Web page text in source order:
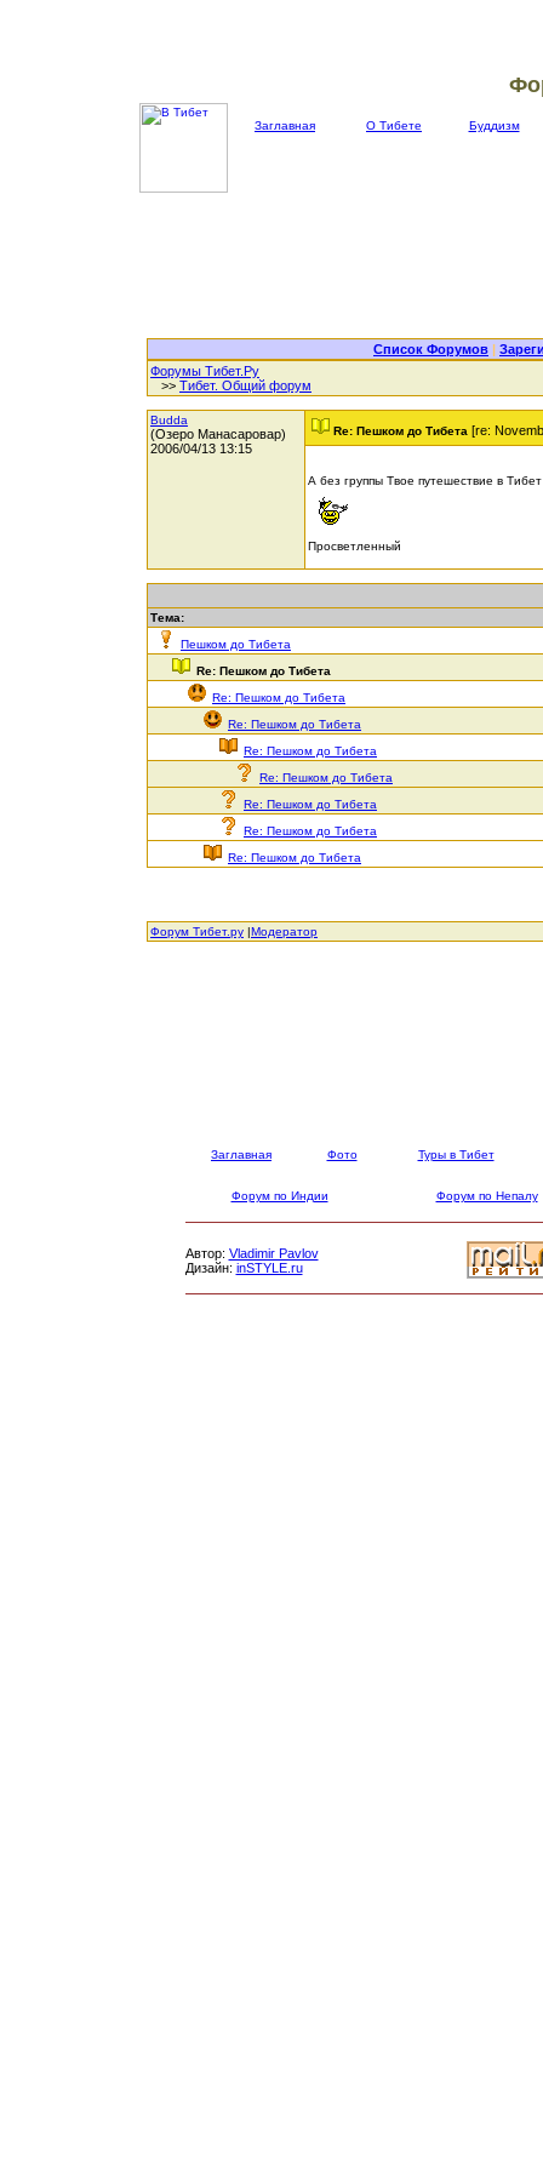
Заглавная О Тибете Буддизм
Список Форумов |
Форумы Тибет.Ру
>> Тибет. Общий форум
Budda
(Озеро Манасаровар)
2006/04/13 13:15
Re: Пешком до Тибета [re:
А без группы Твое путешествие в
Просветленный
Тема:
Пешком до Тибета
Re: Пешком до Тибета
Re: Пешком до Тибета
Re: Пешком до Тибета
Re: Пешком до Тибета
Re: Пешком до Тибета
Re: Пешком до Тибета
Re: Пешком до Тибета
Re: Пешком до Тибета
Форум Тибет.ру |Модератор
Заглавная Фото Туры в Тибет
Форум по Индии Форум по Непалу
Автор: Vladimir Pavlov
Дизайн: inSTYLE.ru